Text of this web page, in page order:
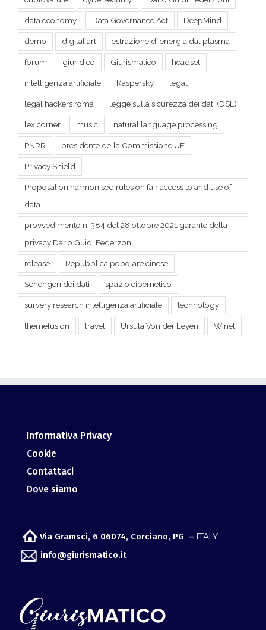
forum giuridico Giurismatico headset
intelligenza artificiale Kaspersky legal
legal hackers roma legge sulla sicurezza dei dati (DSL)
lex corner music natural language processing
PNRR presidente della Commissione UE
Privacy Shield
Proposal on harmonised rules on fair access to and use of
data
provvedimento n. 384 del 28 ottobre 2021 garante della
privacy Dario Guidi Federzoni
release Repubblica popolare cinese
survery research intelligenza artificiale
themefusion travel Ursula Von der Leyen
Informativa Privacy
Dove siamo
Via Gramsci, 6 06074, Corciano, PG –
Osservatorio per lo sviluppo Meta Giuridico